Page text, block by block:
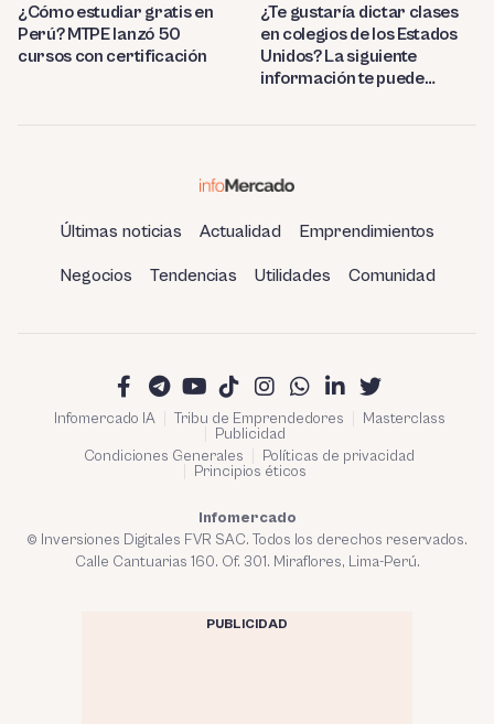
¿Cómo estudiar gratis en
Perú? MTPE lanzó 50
cursos con certificación
¿Te gustaría dictar clases
en colegios de los Estados
Unidos? La siguiente
información te puede
Últimas noticias Actualidad Emprendimientos
Negocios Tendencias Utilidades Comunidad
Infomercado IA Tribu de Emprendedores
Masterclass
Publicidad
Condiciones Generales
Políticas de privacidad
Principios éticos
Infomercado
© Inversiones Digitales FVR SAC. Todos los derechos reservados.
Calle Cantuarias 160. Of. 301. Miraflores, Lima-Perú.
PUBLICIDAD